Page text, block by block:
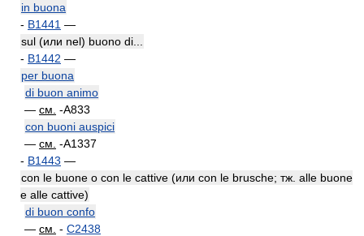
in buona
- B1441 —
sul (или nel) buono di...
- B1442 —
per buona
di buon animo
— см. -A833
con buoni auspici
— см. -A1337
- B1443 —
con le buone o con le cattive (или con le brusche; тж. alle buone
e alle cattive)
di buon confo
— см. - C2438